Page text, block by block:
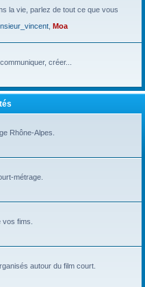
la vie, parlez de tout ce que vous
Moa
créer...
Rhône-Alpes.
métrage.
fims.
autour du film court.